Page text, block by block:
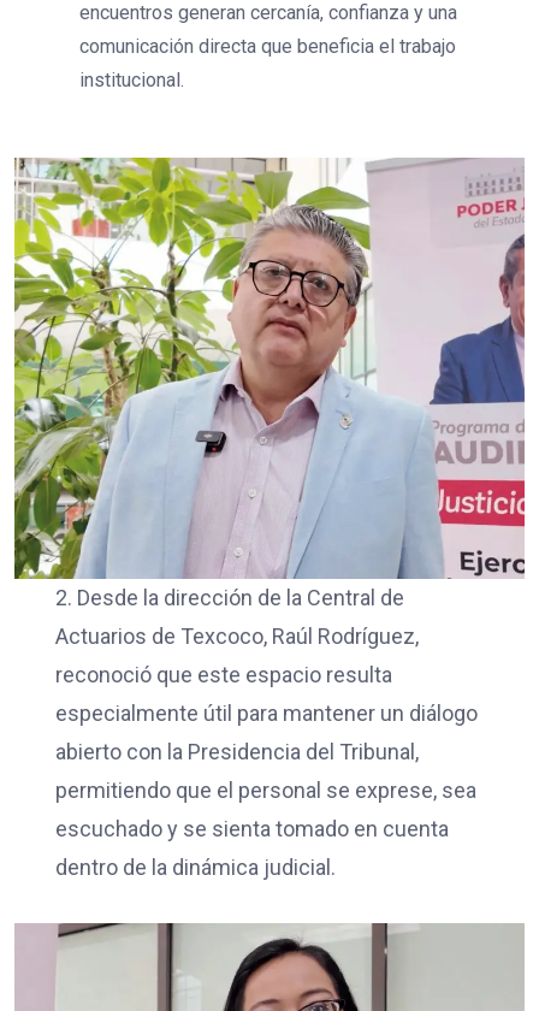
encuentros generan cercanía, confianza y una
comunicación directa que beneficia el trabajo
institucional.
2. Desde la dirección de la Central de
Actuarios de Texcoco, Raúl Rodríguez,
reconoció que este espacio resulta
especialmente útil para mantener un diálogo
abierto con la Presidencia del Tribunal,
permitiendo que el personal se exprese, sea
escuchado y se sienta tomado en cuenta
dentro de la dinámica judicial.